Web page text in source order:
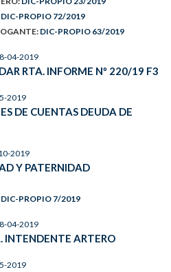
DIC-PROPIO 72/2019
DIC-PROPIO 63/2019
04-2019
RTA. INFORME Nº 220/19 F3
2019
DE CUENTAS DEUDA DE
2019
Y PATERNIDAD
DIC-PROPIO 7/2019
04-2019
INTENDENTE ARTERO
2019